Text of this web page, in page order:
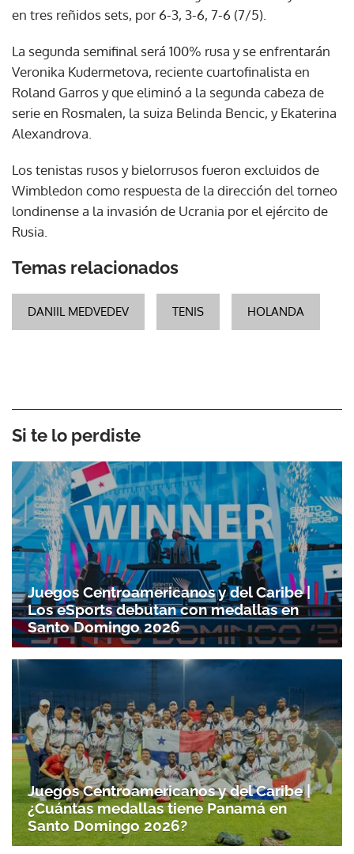
en tres reñidos sets, por 6-3, 3-6, 7-6 (7/5).
La segunda semifinal será 100% rusa y se enfrentarán
Veronika Kudermetova, reciente cuartofinalista en
Roland Garros y que eliminó a la segunda cabeza de
serie en Rosmalen, la suiza Belinda Bencic, y Ekaterina
Alexandrova.
Los tenistas rusos y bielorrusos fueron excluidos de
Wimbledon como respuesta de la dirección del torneo
londinense a la invasión de Ucrania por el ejército de
Rusia.
Temas relacionados
DANIIL MEDVEDEV TENIS HOLANDA
Si te lo perdiste
Juegos Centroamericanos y del Caribe |
Los eSports debutan con medallas en
Santo Domingo 2026
Juegos Centroamericanos y del Caribe |
¿Cuántas medallas tiene Panamá en
Santo Domingo 2026?